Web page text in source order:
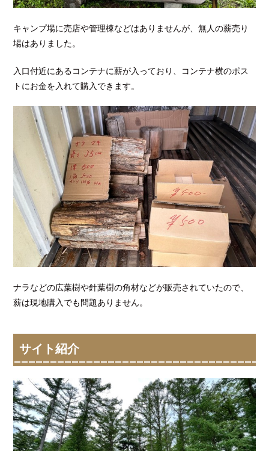
キャンプ場に売店や管理棟などはありませんが、無人の薪売り
場はありました。
入口付近にあるコンテナに薪が入っており、コンテナ横のポス
トにお金を入れて購入できます。
ナラなどの広葉樹や針葉樹の角材などが販売されていたので、
薪は現地購入でも問題ありません。
サイト紹介